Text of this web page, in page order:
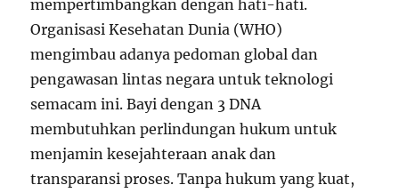
mempertimbangkan dengan hati-hati.
Organisasi Kesehatan Dunia (WHO)
mengimbau adanya pedoman global dan
pengawasan lintas negara untuk teknologi
semacam ini. Bayi dengan 3 DNA
membutuhkan perlindungan hukum untuk
menjamin kesejahteraan anak dan
transparansi proses. Tanpa hukum yang kuat,